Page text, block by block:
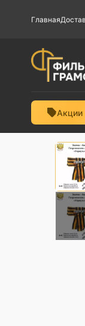
Главная
Акции